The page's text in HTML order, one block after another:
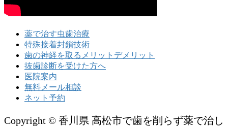
薬で治す虫歯治療
特殊接着封鎖技術
歯の神経を取るメリットデメリット
抜歯診断を受けた方へ
医院案内
無料メール相談
ネット予約
Copyright © 香川県 高松市で歯を削らず薬で治し